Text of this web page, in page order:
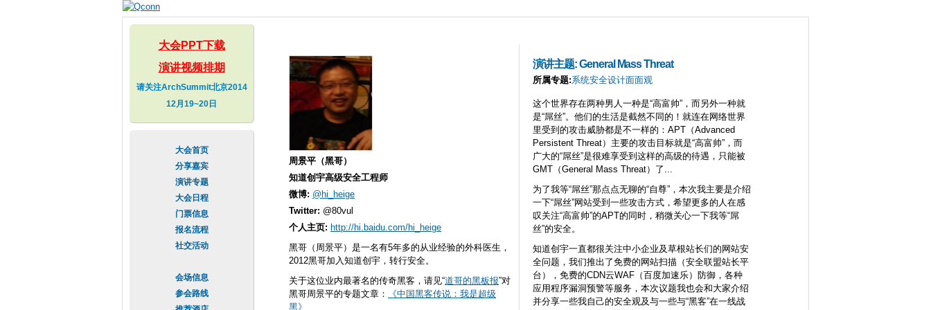
main
大会PPT下载
演讲视频排期
请关注ArchSummit北京2014
12月19~20日
大会首页
分享嘉宾
演讲专题
大会日程
门票信息
报名流程
社交活动
会场信息
参会路线
周景平（黑哥）
知道创宇高级安全工程师
微博: @hi_heige
Twitter: @80vul
个人主页: http://hi.baidu.com/hi_heige
黑哥（周景平）是一名有5年多的从业经验的外科医生，
2012黑哥加入知道创宇，转行安全。
关于这位业内最著名的传奇黑客，请见“道哥的黑板报”对
黑哥周景平的专题文章：
《中国黑客传说：我是超级
黑》
演讲主题: General Mass Threat
所属专题:系统安全设计面面观
这个世界存在两种男人一种是“高富帅”，而另外一种就
是“屌丝”。他们的生活是截然不同的！就连在网络世界
里受到的攻击威胁都是不一样的：APT（Advanced
Persistent Threat）主要的攻击目标就是“高富帅”，而
广大的“屌丝”是很难享受到这样的高级的待遇，只能被
GMT（General Mass Threat）了...
为了我等“屌丝”那点点无聊的“自尊”，本次我主要是介绍
一下“屌丝”网站受到一些攻击方式，希望更多的人在感
叹关注“高富帅”的APT的同时，稍微关心一下我等“屌
丝”的安全。
知道创宇一直都很关注中小企业及草根站长们的网站安
全问题，我们推出了免费的网站扫描（安全联盟站长平
台），免费的CDN云WAF（百度加速乐）防御，各种
应用程序漏洞预警等服务，本次议题我也会和大家介绍
并分享一些我自己的安全观及与一些与“黑客”在一线战